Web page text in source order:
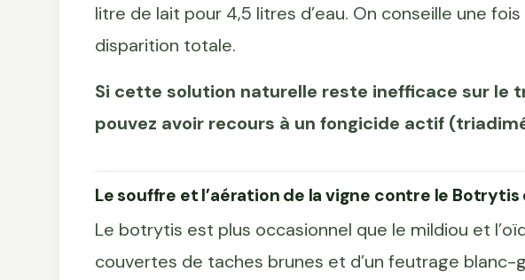
litre de lait pour 4,5 litres d’eau. On conseille une
disparition totale.
Si cette solution naturelle reste inefficace sur le
pouvez avoir recours à un fongicide actif
Le souffre et l’aération de la vigne contre le
Le botrytis est plus occasionnel que le mildiou et
couvertes de taches brunes et d’un feutrage blanc-